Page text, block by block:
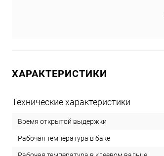
ХАРАКТЕРИСТИКИ
Технические характеристики
Время открытой выдержки
Рабочая температура в баке